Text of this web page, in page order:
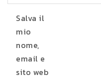
Salva il
mio
nome,
email e
sito web